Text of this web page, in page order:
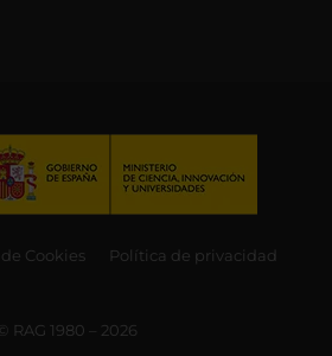
Cookies Política de privacidad
© RAG 1980 – 2026